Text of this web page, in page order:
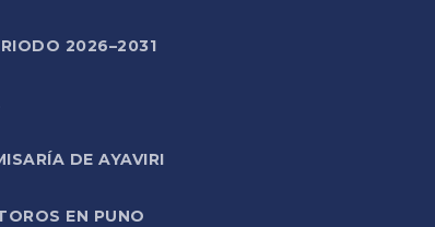
2026–2031
DE AYAVIRI
EN PUNO